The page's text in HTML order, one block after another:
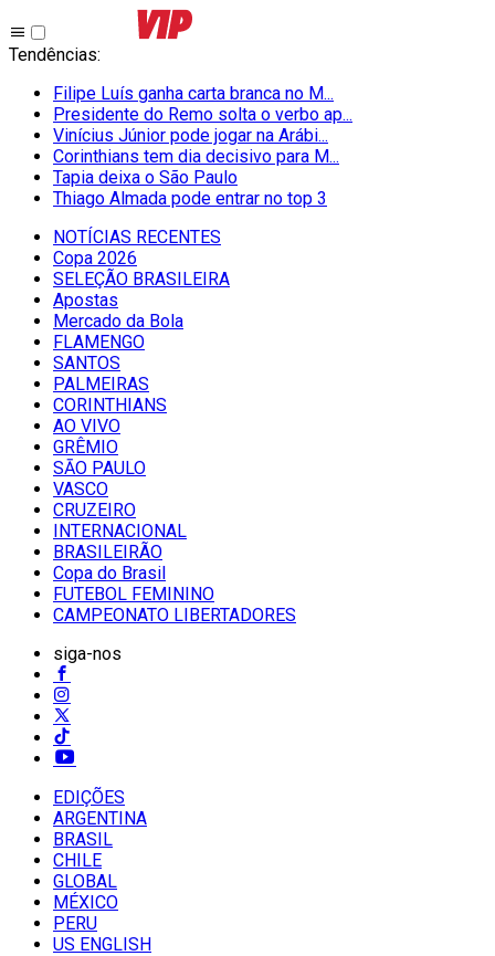
Tendências:
Filipe Luís ganha carta branca no M...
Presidente do Remo solta o verbo ap...
Vinícius Júnior pode jogar na Arábi...
Corinthians tem dia decisivo para M...
Tapia deixa o São Paulo
Thiago Almada pode entrar no top 3
NOTÍCIAS RECENTES
Copa 2026
SELEÇÃO BRASILEIRA
Apostas
Mercado da Bola
FLAMENGO
SANTOS
PALMEIRAS
CORINTHIANS
AO VIVO
GRÊMIO
SĀO PAULO
VASCO
CRUZEIRO
INTERNACIONAL
BRASILEIRÃO
Copa do Brasil
FUTEBOL FEMININO
CAMPEONATO LIBERTADORES
siga-nos
EDIÇÕES
ARGENTINA
BRASIL
CHILE
GLOBAL
MÉXICO
PERU
US ENGLISH